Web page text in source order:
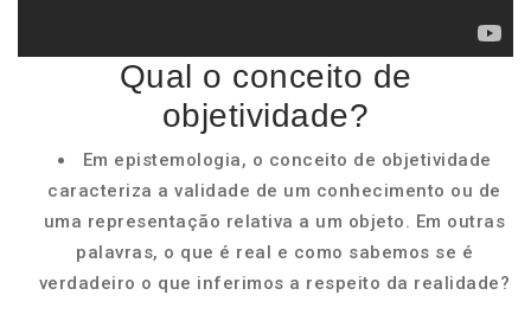
Qual o conceito de
objetividade?
Em epistemologia, o conceito de objetividade
caracteriza a validade de um conhecimento ou de
uma representação relativa a um objeto. Em outras
palavras, o que é real e como sabemos se é
verdadeiro o que inferimos a respeito da realidade?